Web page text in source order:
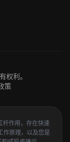
权利。
策
杆作用，存在快速
作原理，以及您是